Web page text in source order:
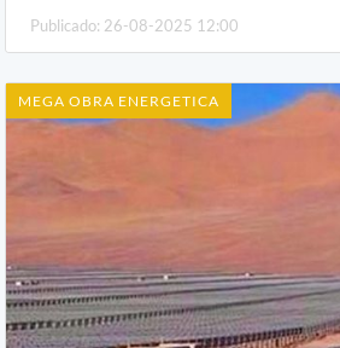
Publicado: 26-08-2025 12:00
MEGA OBRA ENERGETICA